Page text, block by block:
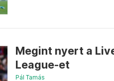
Megint nyert a
League-et
Pál Tamás